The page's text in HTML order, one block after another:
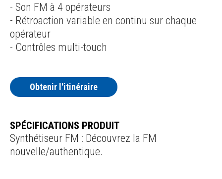
- Son FM à 4 opérateurs
- Rétroaction variable en continu sur chaque
opérateur
- Contrôles multi-touch
Obtenir l'itinéraire
SPÉCIFICATIONS PRODUIT
Synthétiseur FM : Découvrez la FM
nouvelle/authentique.